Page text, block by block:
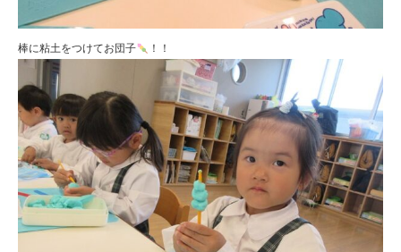
棒に粘土をつけてお団子 ！！